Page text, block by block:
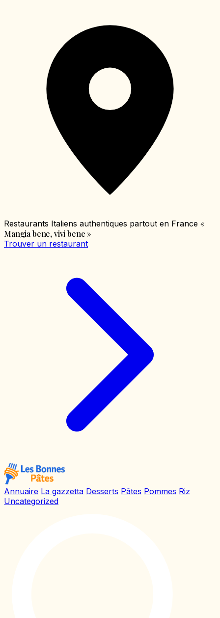
Restaurants Italiens authentiques partout en France «
Mangia bene, vivi bene »
Trouver un restaurant
Annuaire La gazzetta Desserts Pâtes Pommes Riz
Uncategorized